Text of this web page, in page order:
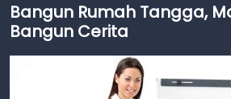
Bangun Rumah Tangga,
Bangun Cerita